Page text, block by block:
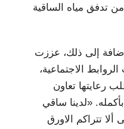
من تدفق مياه الساقية
إلى ذلك، عززت
الروابط الاجتماعية،
رعايتها تعاون
«لدينا ساقي
ألا تتراكم الاورق